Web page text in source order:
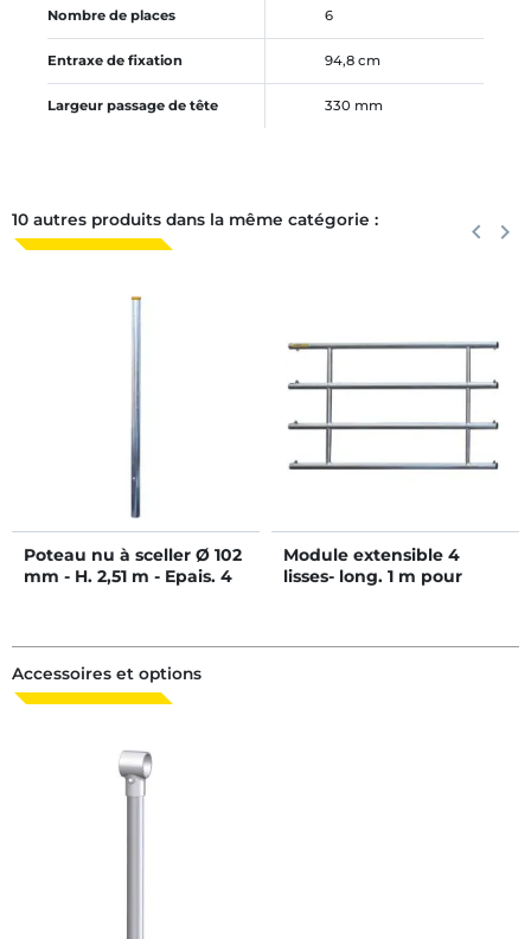
Nombre de places 6
Entraxe de fixation 94,8 cm
Largeur passage de tête 330 mm
10 autres produits dans la même catégorie : keyboard_arrow_left keyboard_arrow_right
Poteau nu à sceller Ø 102
mm - H. 2,51 m - Epais. 4
Module extensible 4
lisses- long. 1 m pour
Accessoires et options